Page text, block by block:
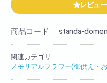
レビュ
商品コード：standa-
関連カテゴリ
メモリアルフラワー(御供え・